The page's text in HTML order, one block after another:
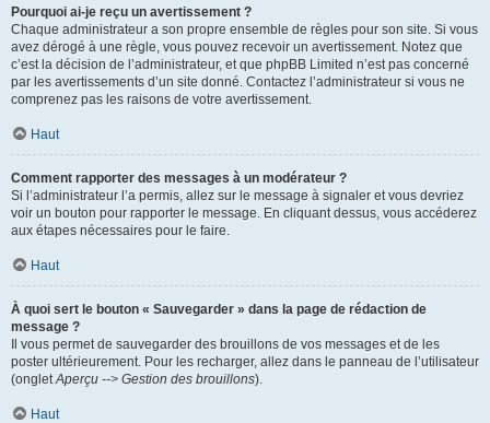
Pourquoi ai-je reçu un avertissement ?
Chaque administrateur a son propre ensemble de règles pour son site. Si vous
avez dérogé à une règle, vous pouvez recevoir un avertissement. Notez que
c’est la décision de l’administrateur, et que phpBB Limited n’est pas concerné
par les avertissements d’un site donné. Contactez l’administrateur si vous ne
comprenez pas les raisons de votre avertissement.
Haut
Comment rapporter des messages à un modérateur ?
Si l’administrateur l’a permis, allez sur le message à signaler et vous devriez
voir un bouton pour rapporter le message. En cliquant dessus, vous accéderez
aux étapes nécessaires pour le faire.
Haut
À quoi sert le bouton « Sauvegarder » dans la page de rédaction de
message ?
Il vous permet de sauvegarder des brouillons de vos messages et de les
poster ultérieurement. Pour les recharger, allez dans le panneau de l’utilisateur
(ongletAperçu --> Gestion des brouillons).
Haut